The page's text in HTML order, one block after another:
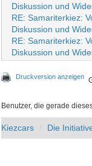
Diskussion und
RE: Samariterkiez:
Diskussion und
RE: Samariterkiez:
Diskussion und
Druckversion anzeigen
Benutzer, die gerade
Kiezcars Die